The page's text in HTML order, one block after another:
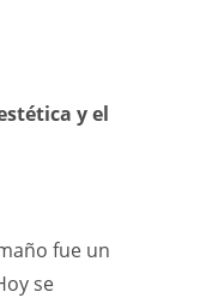
y el
fue un
se